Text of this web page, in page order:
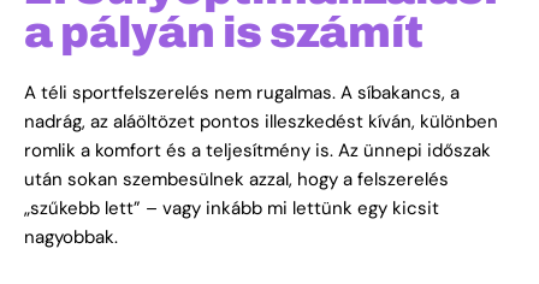
a pályán is számít
A téli sportfelszerelés nem rugalmas. A síbakancs, a
nadrág, az aláöltözet pontos illeszkedést kíván, különben
romlik a komfort és a teljesítmény is. Az ünnepi időszak
után sokan szembesülnek azzal, hogy a felszerelés
„szűkebb lett” – vagy inkább mi lettünk egy kicsit
nagyobbak.